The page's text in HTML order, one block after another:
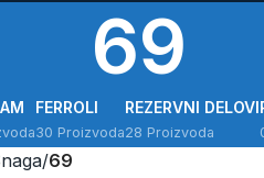
69
FERROLI
30 Proizvoda
REZERVNI DELOVI
28 Proizvoda
/69